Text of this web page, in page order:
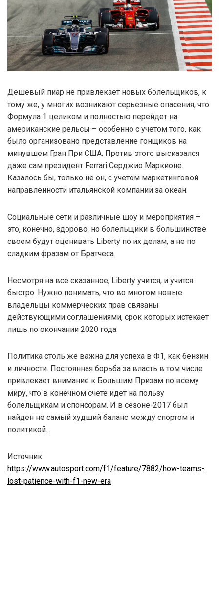
Дешевый пиар не привлекает новых болельщиков, к
тому же, у многих возникают серьезные опасения, что
Формула 1 целиком и полностью перейдет на
американские рельсы – особенно с учетом того, как
было организовано представление гонщиков на
минувшем Гран При США. Против этого высказался
даже сам президент Ferrari Серджио Маркионе.
Казалось бы, только не он, с учетом маркетинговой
направленности итальянской компании за океан.
Социальные сети и различные шоу и мероприятия –
это, конечно, здорово, но болельщики в большинстве
своем будут оценивать Liberty по их делам, а не по
сладким фразам от Братчеса.
Несмотря на все сказанное, Liberty учится, и учится
быстро. Нужно понимать, что во многом новые
владельцы коммерческих прав связаны
действующими соглашениями, срок которых истекает
лишь по окончании 2020 года.
Политика столь же важна для успеха в Ф1, как бензин
и личности. Постоянная борьба за власть в том числе
привлекает внимание к Большим Призам по всему
миру, что в конечном счете идет на пользу
болельщикам и спонсорам. И в сезоне-2017 был
найден не самый худший баланс между спортом и
политикой...
Источник:
https://www.autosport.com/f1/feature/7882/how-teams-
lost-patience-with-f1-new-era